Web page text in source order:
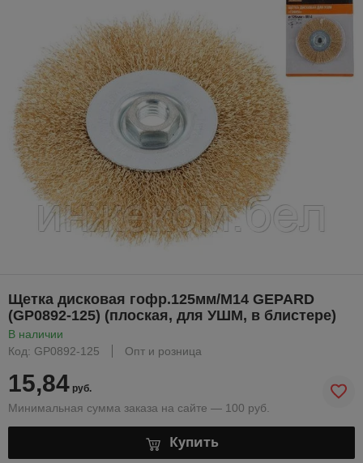
Щетка дисковая гофр.125мм/M14 GEPARD
(GP0892-125) (плоская, для УШМ, в блистере)
В наличии
Код: GP0892-125
Опт и розница
15,84 руб.
Минимальная сумма заказа на сайте — 100 руб.
Купить